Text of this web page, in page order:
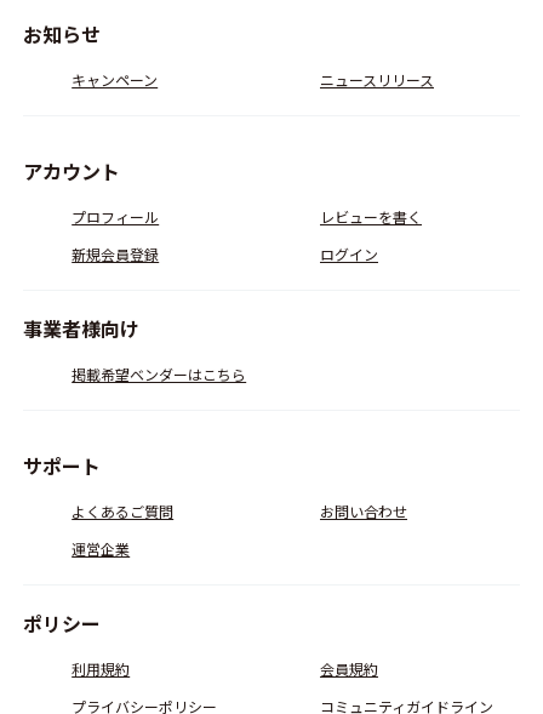
お知らせ
キャンペーン ニュースリリース
アカウント
プロフィール
レビューを書く
新規会員登録
ログイン
事業者様向け
掲載希望ベンダーはこちら
サポート
よくあるご質問
お問い合わせ
運営企業
ポリシー
利用規約
会員規約
プライバシーポリシー
コミュニティガイドライン